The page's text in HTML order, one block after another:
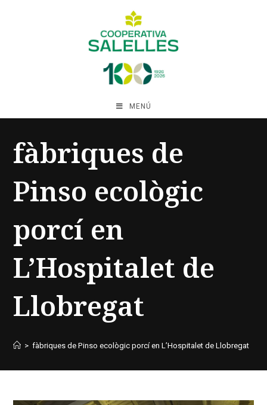
MENÚ
fàbriques de
Pinso ecològic
porcí en
L’Hospitalet de
Llobregat
> fàbriques de Pinso ecològic porcí en L’Hospitalet de Llobregat